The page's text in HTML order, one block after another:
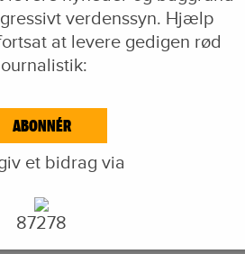
LIVSSTIL
KULTUR BLOGS
verdenssyn. Hjælp
at levere gedigen rød
ABONNÉR
et bidrag via
87278